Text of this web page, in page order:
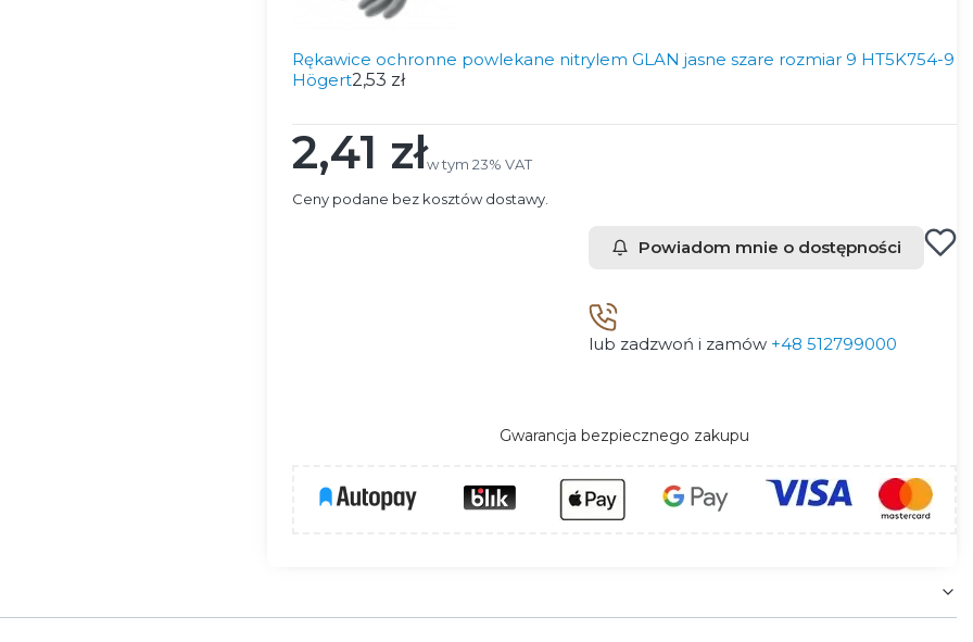
Rękawice ochronne powlekane nitrylem GLAN jasne szare rozmiar 9 HT5K754-9
Högert2,53 zł
Cena
2,41 złw tym 23% VAT
w tym 23% VAT
Ceny podane bez kosztów dostawy.
Powiadom mnie o dostępności
lub zadzwoń i zamów +48 512799000
Gwarancja bezpiecznego zakupu